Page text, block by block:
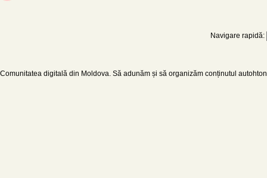
Navigare rapidă:
Comunitatea digitală din Moldova. Să adunăm și să organizăm conținutul